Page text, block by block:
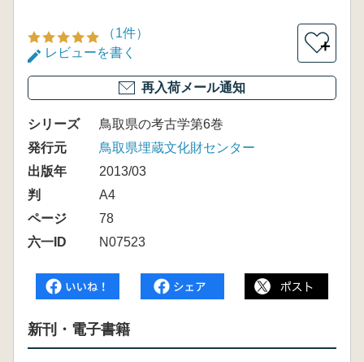
（1件）
レビューを書く
＋
再入荷メール通知
シリーズ
鳥取県の考古学第6巻
発行元
鳥取県埋蔵文化財センター
出版年
2013/03
判
A4
ページ
78
六一ID
N07523
新刊・電子書籍